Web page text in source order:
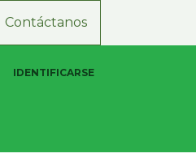
Contáctanos
IDENTIFICARSE